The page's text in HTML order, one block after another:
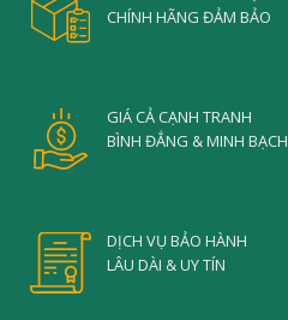
CHÍNH HÃNG ĐẢM BẢO
GIÁ CẢ CẠNH TRANH
BÌNH ĐẲNG & MINH BẠCH
DỊCH VỤ BẢO HÀNH
LÂU DÀI & UY TÍN